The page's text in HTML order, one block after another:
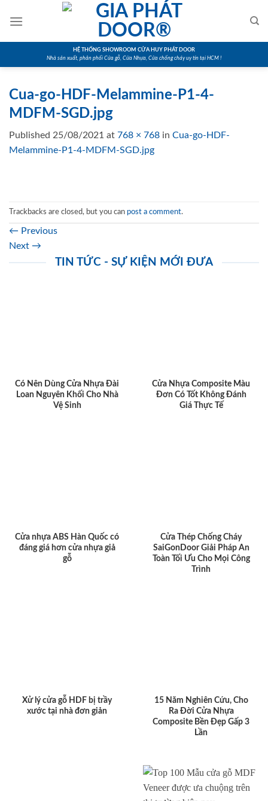
HỆ THỐNG SHOWROOM CỬA HUY PHÁT DOOR
Nhà sản xuất, phân phối Cửa gỗ, Cửa Nhựa, Cửa chống cháy uy tín tại HCM !
Cua-go-HDF-Melammine-P1-4-
MDFM-SGD.jpg
Published 25/08/2021 at 768 × 768 in Cua-go-HDF-
Melammine-P1-4-MDFM-SGD.jpg
Trackbacks are closed, but you can post a comment.
← Previous
Next →
TIN TỨC - SỰ KIỆN MỚI ĐƯA
Có Nên Dùng Cửa Nhựa Đài
Loan Nguyên Khối Cho Nhà
Vệ Sinh
Cửa Nhựa Composite Màu
Đơn Có Tốt Không Đánh
Giá Thực Tế
Cửa nhựa ABS Hàn Quốc có
đáng giá hơn cửa nhựa giả
gỗ
Cửa Thép Chống Cháy
SaiGonDoor Giải Pháp An
Toàn Tối Ưu Cho Mọi Công
Trình
Xử lý cửa gỗ HDF bị trầy
xước tại nhà đơn giản
15 Năm Nghiên Cứu, Cho
Ra Đời Cửa Nhựa
Composite Bền Đẹp Gấp 3
Lần